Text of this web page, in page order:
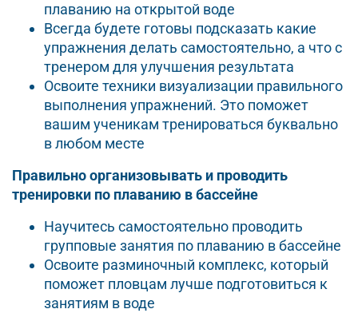
плаванию на открытой воде
Всегда будете готовы подсказать какие
упражнения делать самостоятельно, а что с
тренером для улучшения результата
Освоите техники визуализации правильного
выполнения упражнений. Это поможет
вашим ученикам тренироваться буквально
в любом месте
Правильно организовывать и проводить
тренировки по плаванию в бассейне
Научитесь самостоятельно проводить
групповые занятия по плаванию в бассейне
Освоите разминочный комплекс, который
поможет пловцам лучше подготовиться к
занятиям в воде